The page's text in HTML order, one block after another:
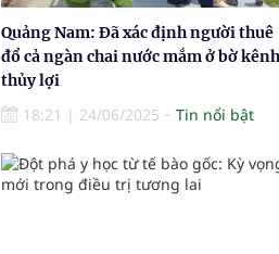
Quảng Nam: Đã xác định người thuê
đổ cả ngàn chai nước mắm ở bờ kênh
thủy lợi
18:21 | 24/06/2025 Tin nổi bật